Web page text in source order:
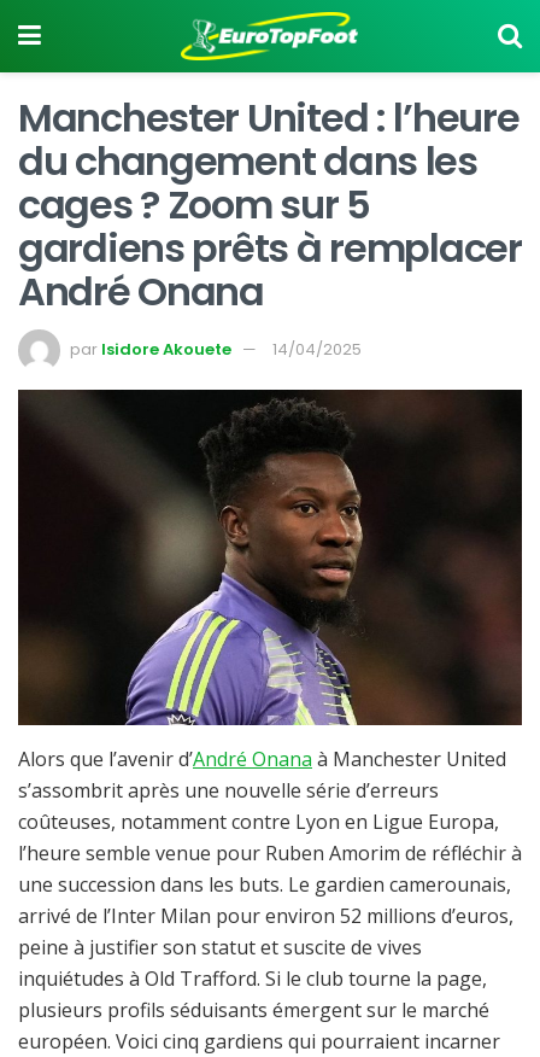
Manchester United : l’heure
du changement dans les
cages ? Zoom sur 5
gardiens prêts à remplacer
André Onana
par Isidore Akouete 14/04/2025
Alors que l’avenir d’André Onana à Manchester United
s’assombrit après une nouvelle série d’erreurs
coûteuses, notamment contre Lyon en Ligue Europa,
l’heure semble venue pour Ruben Amorim de réfléchir à
une succession dans les buts. Le gardien camerounais,
arrivé de l’Inter Milan pour environ 52 millions d’euros,
peine à justifier son statut et suscite de vives
inquiétudes à Old Trafford. Si le club tourne la page,
plusieurs profils séduisants émergent sur le marché
européen. Voici cinq gardiens qui pourraient incarner